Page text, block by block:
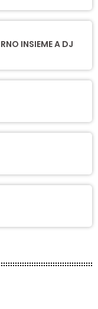
e non solo), focus
e la musica è
con scalette
nuove leve e
INSIEME A DJ